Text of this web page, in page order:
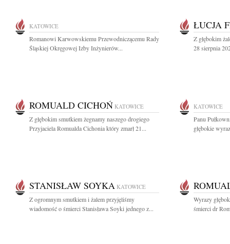
KATOWICE
Romanowi Karwowskiemu Przewodniczącemu Rady
Śląskiej Okręgowej Izby Inżynierów...
ŁUCJA
Z głębokim
28 sierpnia
ROMUALD CICHOŃ KATOWICE
Z głębokim smutkiem żegnamy naszego drogiego
Przyjaciela Romualda Cichonia który zmarł 21...
KATOWICE
Panu
głębokie
STANISŁAW SOYKA KATOWICE
Z ogromnym smutkiem i żalem przyjęliśmy
wiadomość o śmierci Stanisława Soyki jednego z...
Wyrazy
śmierci dr